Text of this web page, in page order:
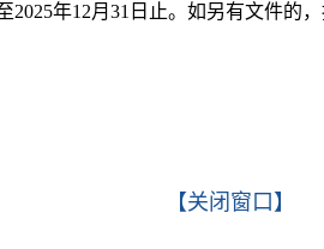
年12月31日止。如另有文件的，
【关闭窗口】